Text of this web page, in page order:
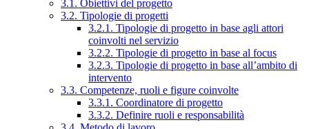
3.1. Obiettivi del progetto
3.2. Tipologie di progetti
3.2.1. Tipologie di progetto in base agli attori
coinvolti nel servizio
3.2.2. Tipologie di progetto in base al focus
3.2.3. Tipologie di progetto in base all’ambito di
intervento
3.3. Competenze, ruoli e figure coinvolte
3.3.1. Coordinatore di progetto
3.3.2. Definire ruoli e responsabilità